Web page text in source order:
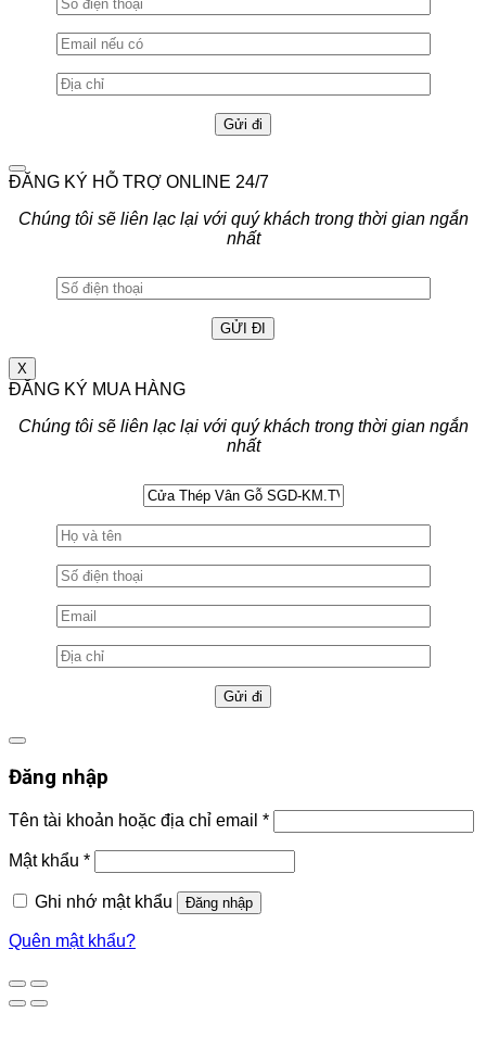
ĐĂNG KÝ HỖ TRỢ ONLINE 24/7
Chúng tôi sẽ liên lạc lại với quý khách trong thời gian ngắn
nhất
X
ĐĂNG KÝ MUA HÀNG
Chúng tôi sẽ liên lạc lại với quý khách trong thời gian ngắn
nhất
Đăng nhập
Tên tài khoản hoặc địa chỉ email *
Mật khẩu *
Ghi nhớ mật khẩu Đăng nhập
Quên mật khẩu?